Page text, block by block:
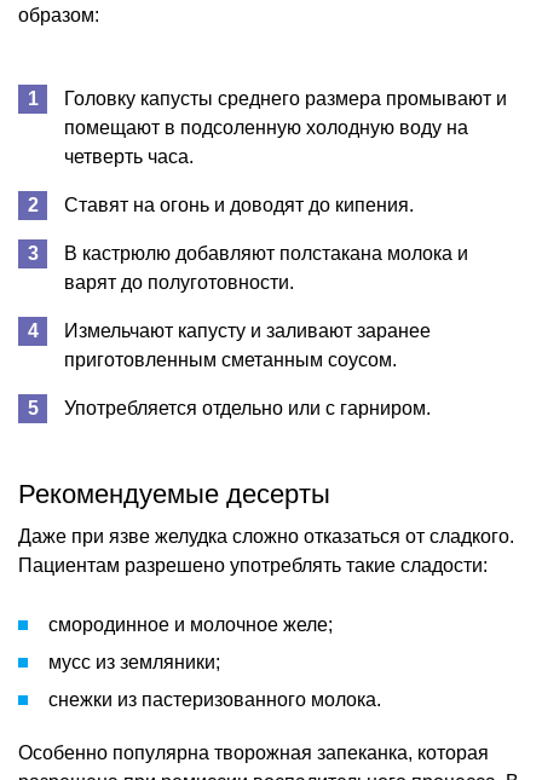
образом:
Головку капусты среднего размера промывают и
помещают в подсоленную холодную воду на
четверть часа.
Ставят на огонь и доводят до кипения.
В кастрюлю добавляют полстакана молока и
варят до полуготовности.
Измельчают капусту и заливают заранее
приготовленным сметанным соусом.
Употребляется отдельно или с гарниром.
Рекомендуемые десерты
Даже при язве желудка сложно отказаться от сладкого.
Пациентам разрешено употреблять такие сладости:
смородинное и молочное желе;
мусс из земляники;
снежки из пастеризованного молока.
Особенно популярна творожная запеканка, которая